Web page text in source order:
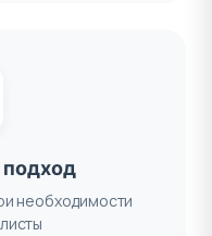
необходимости